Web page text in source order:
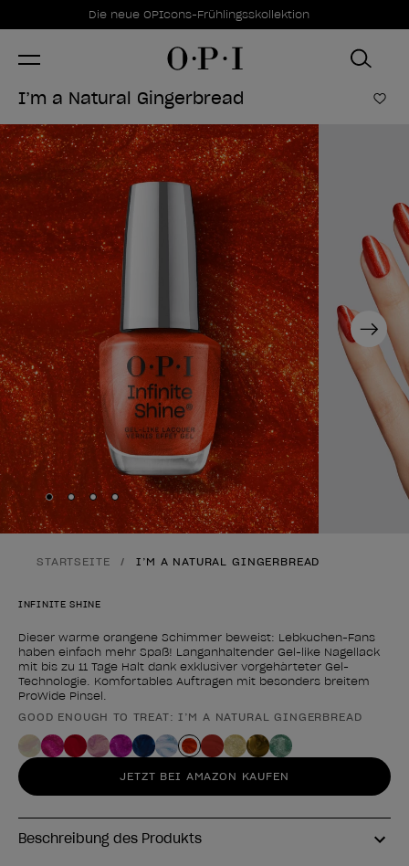
Sonderangebote
Die neue OPIcons-Frühlingsskollektion
Item 1 of 1
I’m a Natural Gingerbread Zur
Next
Skip to slide1
Skip to slide2
Skip to slide3
Skip to slide4
STARTSEITE I’M A NATURAL GINGERBREAD
INFINITE SHINE
Dieser warme orangene Schimmer beweist: Lebkuchen-Fans
haben einfach mehr Spaß! Langanhaltender Gel-like Nagellack
mit bis zu 11 Tage Halt dank exklusiver vorgehärteter Gel-
Technologie. Komfortables Auftragen mit besonders breitem
ProWide Pinsel.
Form des Produkts
GOOD ENOUGH TO TREAT: I’M A NATURAL GINGERBREAD
JETZT BEI AMAZON KAUFEN
Beschreibung des Produkts